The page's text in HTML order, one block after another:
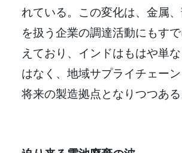
れている。この変化は、金属
を扱う企業の調達活動にもす
えており、インドはもはや単
はなく、地域サプライチェー
将来の製造拠点となりつつある